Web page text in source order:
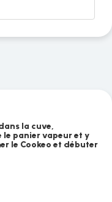
la cuve,
le panier vapeur et y
le Cookeo et débuter